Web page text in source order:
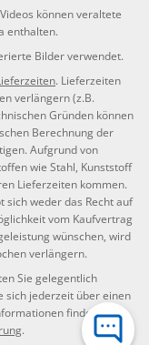
können veraltete
enthalten.
Bilder verwendet.
. Lieferzeiten
verlängern (z.B.
Gründen können
Berechnung der
Aufgrund von
wie Stahl, Kunststoff
Lieferzeiten kommen.
weder das Recht auf
vom Kaufvertrag
wünschen, wird
verlängern.
Sie gelegentlich
sich jederzeit über einen
finden Sie in
.